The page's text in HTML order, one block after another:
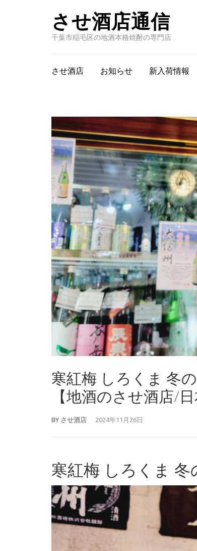
させ酒店通信
千葉市稲毛区の地酒本格焼酎の専門店
させ酒店 お知らせ 新入荷情報
寒紅梅 しろくま 冬
【地酒のさせ酒店/日
BY させ酒店 2024年11月26日
寒紅梅 しろくま